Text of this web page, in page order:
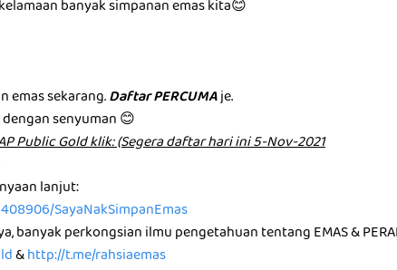
banyak simpanan emas kita😊
emas sekarang.Daftar PERCUMAje.
senyuman 😊
P͏u͏b͏l͏i͏c͏ G͏o͏l͏d͏ k͏l͏i͏k͏: (Segera daftar hari ini 5-Nov-2021
lanjut:
SayaNakSimpanEmas
banyak perkongsian ilmu pengetahuan tentang EMAS &
&http://t.me/rahsiaemas